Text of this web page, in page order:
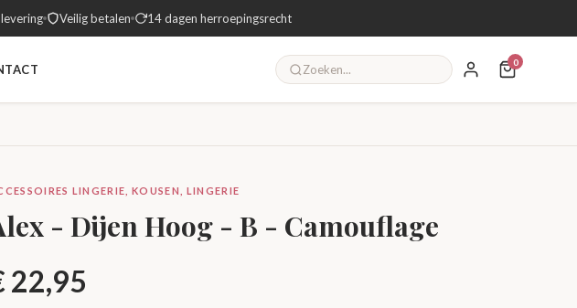
Veilig betalen 14 dagen herroepingsrecht
0
LINGERIE, KOUSEN, LINGERIE
- Dijen Hoog - B - Camouflage
22,95